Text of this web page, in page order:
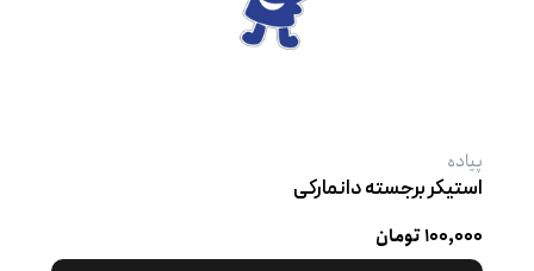
پیاده
استیکر برجسته دانمارکی
۱۰۰,۰۰۰ تومان